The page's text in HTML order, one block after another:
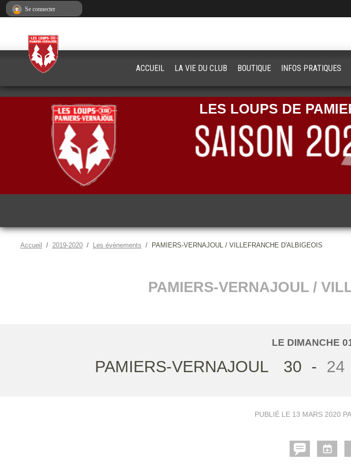
LES LOUPS DE
Accueil 2019-2020 Les évènements PAMIERS-VERNAJOUL / VILLEFRANCHE D'ALBIGEOIS
PAMIERS-VERNAJOUL /
LE DIMANCHE
PAMIERS-VERNAJOUL 30 - 24
PUBLIÉ LE 13 MARS 2020
ACCUEIL LA VIE DU CLUB BOUTIQUE INFOS PRATIQUES
Se connecter
Panneau de gestion des cookies